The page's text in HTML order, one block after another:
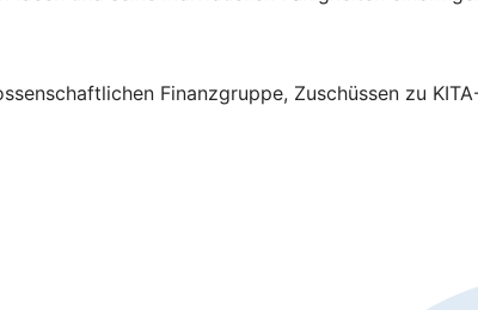
Finanzgruppe, Zuschüssen zu